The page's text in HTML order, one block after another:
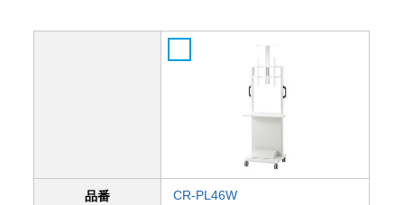
品番 CR-PL46W